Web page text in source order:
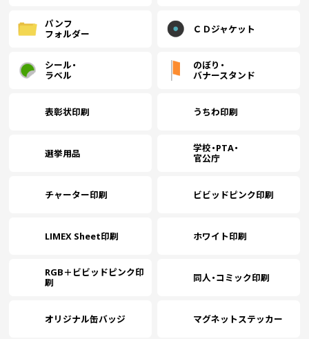
パンフ
フォルダー
ＣＤジャケット
シール・
ラベル
のぼり・
バナースタンド
表彰状印刷 うちわ印刷
選挙用品
学校・PTA・
官公庁
チャーター印刷 ビビッドピンク印刷
LIMEX Sheet印刷 ホワイト印刷
RGB＋ビビッドピンク印
刷
同人・コミック印刷
オリジナル缶バッジ マグネットステッカー